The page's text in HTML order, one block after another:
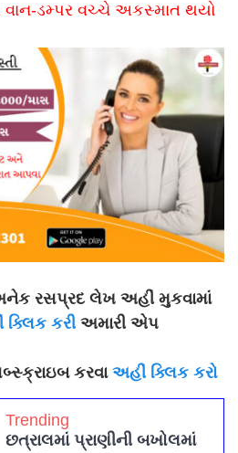
વાન-ડમ્પર વચ્ચે અકસ્માત થયો
રસપ્રદ લેખ અહીં મુકવામાં
કરી અમારી એપ
કરવા અહીં ક્લિક કરો
Trending
છત્રાલમાં પ્રાણીની બખોલમાં